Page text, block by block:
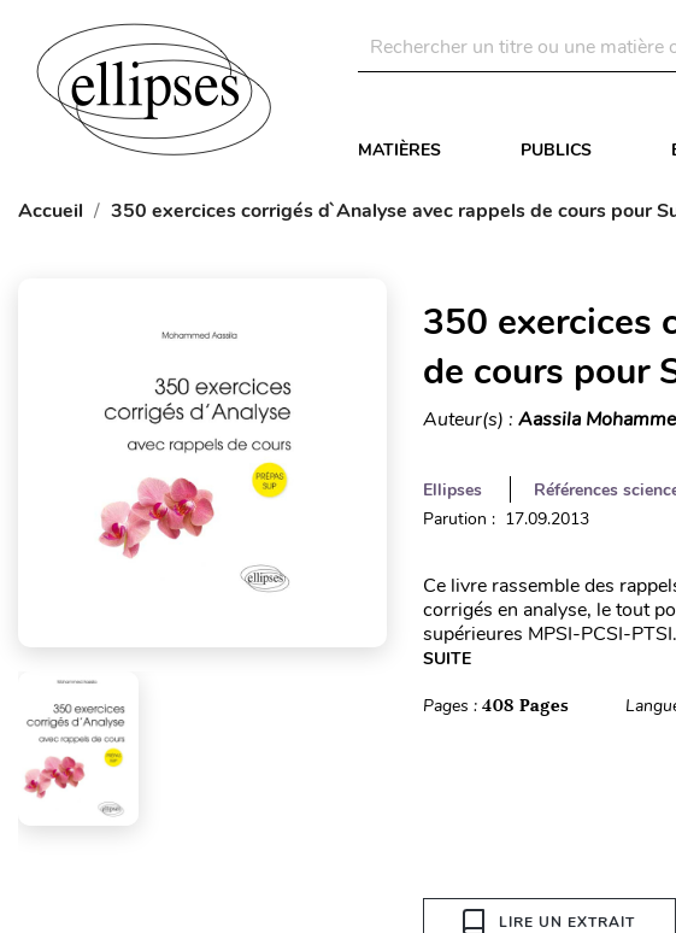
MATIÈRES PUBLICS
Accueil 350 exercices corrigés d`Analyse avec rappels de cours pour
350 exercices
de cours pour
Auteur(s) : Aassila
Ellipses
Références
Parution : 17.09.2013
Ce livre rassemble des
corrigés en analyse, le tout
supérieures MPSI-PCSI-
SUITE
Pages : 408 Pages
LIRE UN EXTRAIT